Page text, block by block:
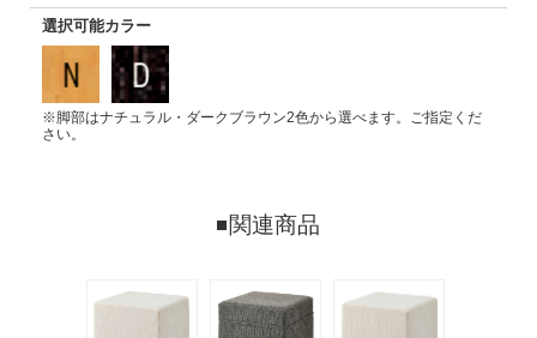
選択可能カラー
※脚部はナチュラル・ダークブラウン2色から選べます。ご指定くだ
さい。
関連商品